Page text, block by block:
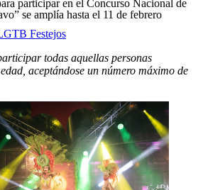
participar en el Concurso Nacional de
se amplía hasta el 11 de febrero
Festejos
todas aquellas personas
aceptándose un número máximo de